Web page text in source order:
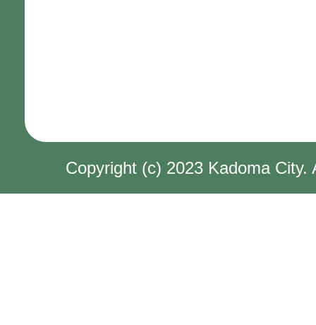
Copyright (c) 2023 Kadoma City.